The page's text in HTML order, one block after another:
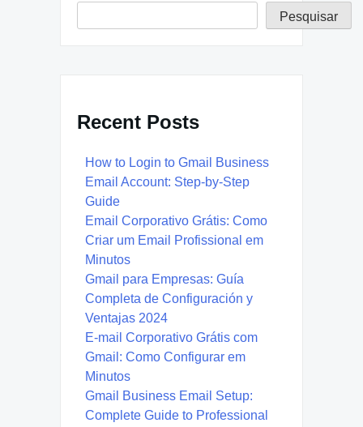
Pesquisar
Recent Posts
How to Login to Gmail Business
Email Account: Step-by-Step
Guide
Email Corporativo Grátis: Como
Criar um Email Profissional em
Minutos
Gmail para Empresas: Guía
Completa de Configuración y
Ventajas 2024
E-mail Corporativo Grátis com
Gmail: Como Configurar em
Minutos
Gmail Business Email Setup:
Complete Guide to Professional